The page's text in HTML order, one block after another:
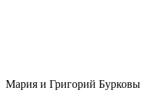
Мария и Григорий Бурковы